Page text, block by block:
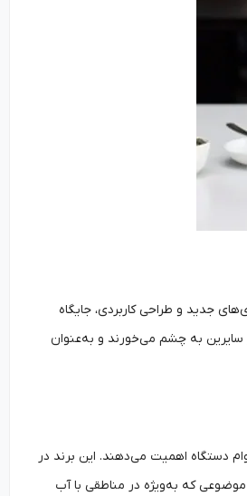
جدید و طراحی کاربردی، جایگاه
سایرین به چشم می‌خورند و به‌عنوان
دستگاه اهمیت می‌دهند. این برند در
که به‌ویژه در مناطقی با آب